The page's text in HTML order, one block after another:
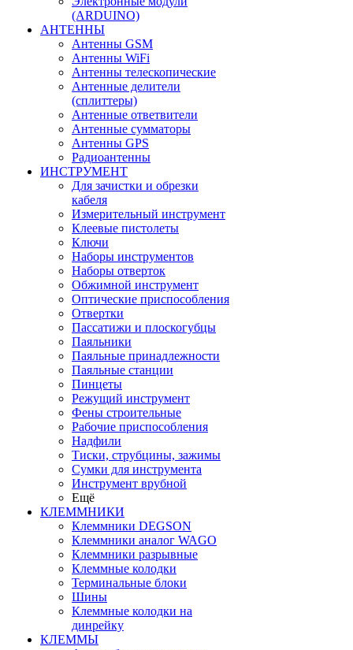
(ARDUINO)
АНТЕННЫ
Антенны GSM
Антенны WiFi
Антенны телескопические
Антенные делители
(сплиттеры)
Антенные ответвители
Антенные сумматоры
Антенны GPS
Радиоантенны
ИНСТРУМЕНТ
Для зачистки и обрезки
кабеля
Измерительный инструмент
Клеевые пистолеты
Ключи
Наборы инструментов
Наборы отверток
Обжимной инструмент
Оптические приспособления
Отвертки
Пассатижи и плоскогубцы
Паяльники
Паяльные принадлежности
Паяльные станции
Пинцеты
Режущий инструмент
Фены строительные
Рабочие приспособления
Надфили
Тиски, струбцины, зажимы
Сумки для инструмента
Инструмент врубной
Ещё
КЛЕММНИКИ
Клеммники DEGSON
Клеммники аналог WAGO
Клеммники разрывные
Клеммные колодки
Терминальные блоки
Шины
Клеммные колодки на
динрейку
КЛЕММЫ